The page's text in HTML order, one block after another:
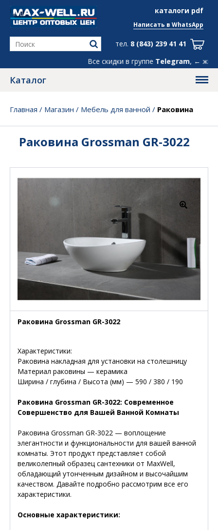
каталоги pdf
info@max-well.ru
Все скидки в группеTelegram, ← жми!
Написать в WhatsApp
тел. 8 (843) 239 41 41
Каталог
Главная / Магазин / Мебель для ванной / Раковина
Раковина Grossman GR-3022
Раковина Grossman GR-3022
Характеристики:
Раковина накладная для установки на столешницу
Материал раковины — керамика
Ширина / глубина / Высота (мм) — 590 / 380 / 190
Раковина Grossman GR-3022: Современное
Совершенство для Вашей Ванной Комнаты
Раковина Grossman GR-3022 — воплощение
элегантности и функциональности для вашей ванной
комнаты. Этот продукт представляет собой
великолепный образец сантехники от MaxWell,
обладающий утонченным дизайном и высочайшим
качеством. Давайте подробно рассмотрим все его
характеристики.
Основные характеристики: